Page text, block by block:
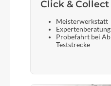
Shimano
Click & Collect
Meisterwerkstatt
Expertenberatung
Probefahrt bei
Teststrecke